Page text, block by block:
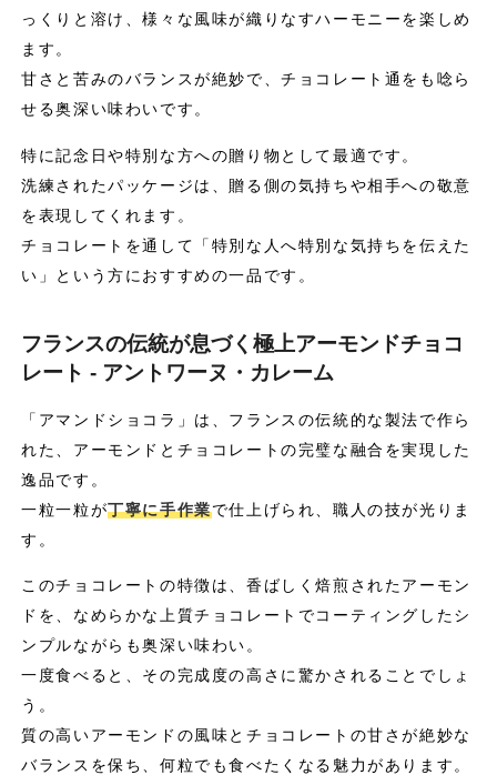
っくりと溶け、様々な風味が織りなすハーモニーを楽しめ
ます。
甘さと苦みのバランスが絶妙で、チョコレート通をも唸ら
せる奥深い味わいです。
特に記念日や特別な方への贈り物として最適です。
洗練されたパッケージは、贈る側の気持ちや相手への敬意
を表現してくれます。
チョコレートを通して「特別な人へ特別な気持ちを伝えた
い」という方におすすめの一品です。
フランスの伝統が息づく極上アーモンドチョコ
レート - アントワーヌ・カレーム
「アマンドショコラ」は、フランスの伝統的な製法で作ら
れた、アーモンドとチョコレートの完璧な融合を実現した
逸品です。
一粒一粒が丁寧に手作業で仕上げられ、職人の技が光りま
す。
このチョコレートの特徴は、香ばしく焙煎されたアーモン
ドを、なめらかな上質チョコレートでコーティングしたシ
ンプルながらも奥深い味わい。
一度食べると、その完成度の高さに驚かされることでしょ
う。
質の高いアーモンドの風味とチョコレートの甘さが絶妙な
バランスを保ち、何粒でも食べたくなる魅力があります。